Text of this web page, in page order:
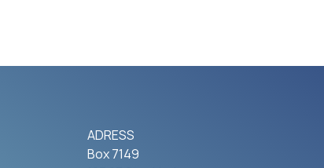
ADRESS
Box 7149